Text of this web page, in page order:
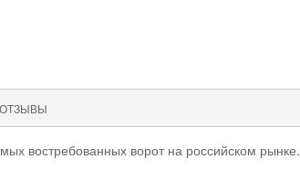
ОТЗЫВЫ
востребованных ворот на российском рынке.